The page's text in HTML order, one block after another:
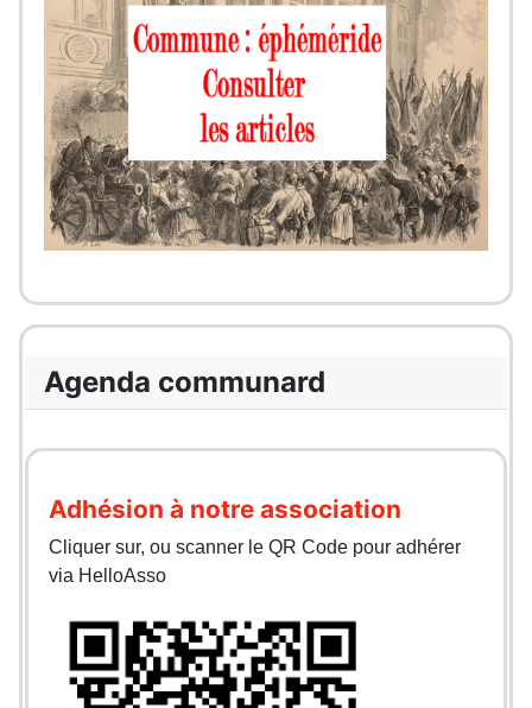
Agenda communard
Adhésion à notre association
Cliquer sur, ou scanner le QR Code pour adhérer
via HelloAsso